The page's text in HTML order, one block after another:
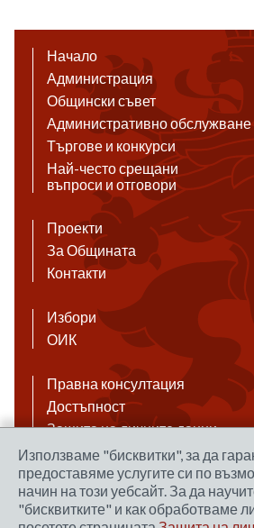
Начало
Администрация
Общински съвет
Административно обслужване
Търгове и конкурси
Най-често срещани
въпроси и отговори
Проекти
За Общината
Контакти
Избори
ОИК
Правна консултация
Достъпност
Защита на личните данни
Антикорупция
Връзки
Използваме "бисквитки", за да
предоставяме услугите си по
начин на този уебсайт. За да
"бисквитките" и как обработваме